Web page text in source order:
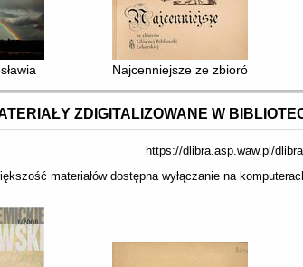
Warszawskiego Uniwersytetu Medycznego
Najcenniejsze ze zbiorów
ZDIGITALIZOWANE W
https://dlibra.asp.waw.pl/dlibra
materiałów dostępna wyłączanie na